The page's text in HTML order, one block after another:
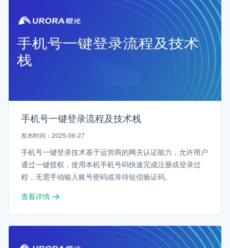
手机号一键登录流程及技术栈
发布时间：2025-06-27
手机号一键登录技术基于运营商的网关认证能力，允许用户
通过一键授权，使用本机手机号码快速完成注册或登录过
程，无需手动输入账号密码或等待短信验证码。
查看详情